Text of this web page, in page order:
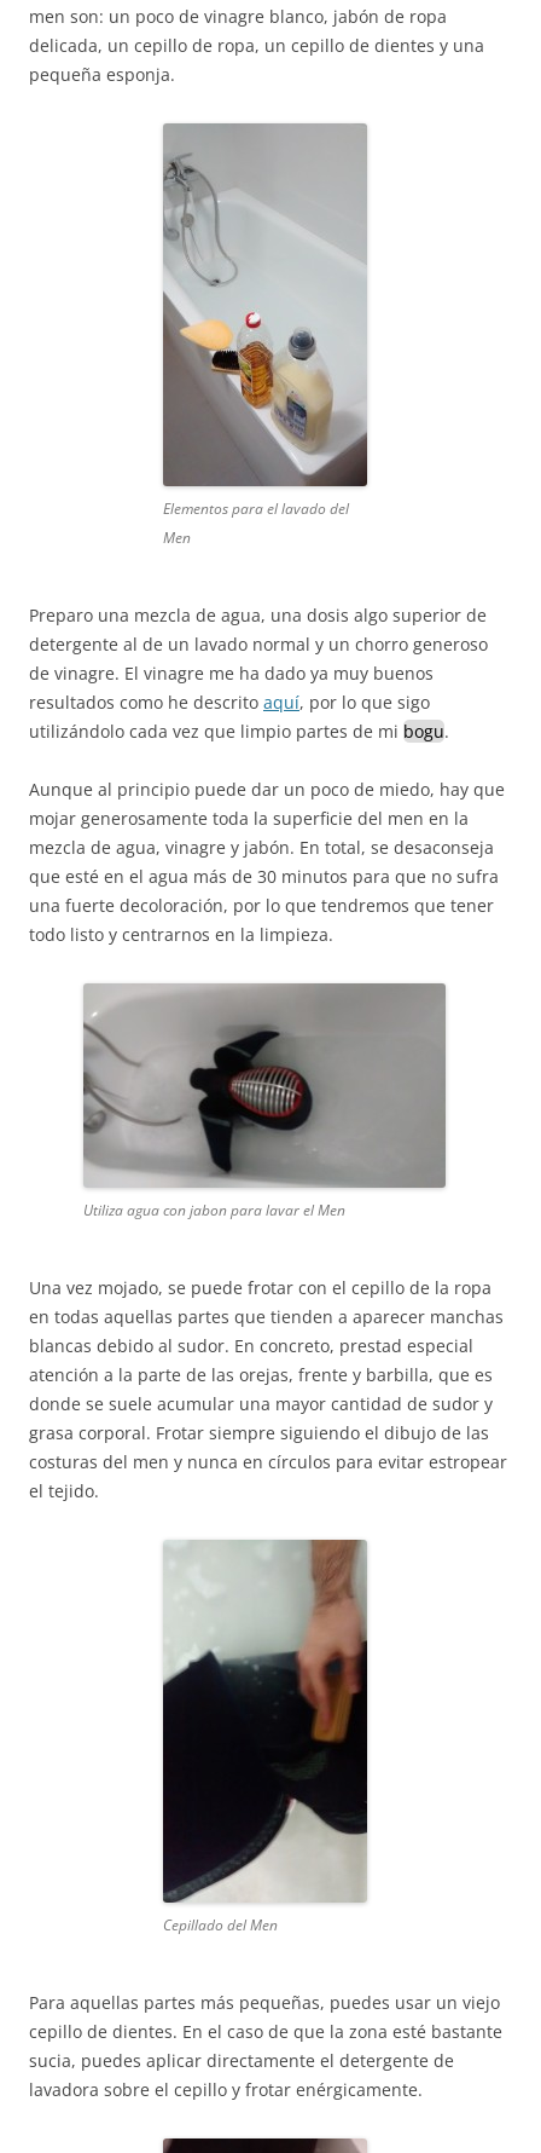
men son: un poco de vinagre blanco, jabón de ropa
delicada, un cepillo de ropa, un cepillo de dientes y una
pequeña esponja.
Elementos para el lavado del
Men
Preparo una mezcla de agua, una dosis algo superior de
detergente al de un lavado normal y un chorro generoso
de vinagre. El vinagre me ha dado ya muy buenos
resultados como he descrito aquí, por lo que sigo
utilizándolo cada vez que limpio partes de mi bogu.
Aunque al principio puede dar un poco de miedo, hay que
mojar generosamente toda la superficie del men en la
mezcla de agua, vinagre y jabón. En total, se desaconseja
que esté en el agua más de 30 minutos para que no sufra
una fuerte decoloración, por lo que tendremos que tener
todo listo y centrarnos en la limpieza.
Utiliza agua con jabon para lavar el Men
Una vez mojado, se puede frotar con el cepillo de la ropa
en todas aquellas partes que tienden a aparecer manchas
blancas debido al sudor. En concreto, prestad especial
atención a la parte de las orejas, frente y barbilla, que es
donde se suele acumular una mayor cantidad de sudor y
grasa corporal. Frotar siempre siguiendo el dibujo de las
costuras del men y nunca en círculos para evitar estropear
el tejido.
Cepillado del Men
Para aquellas partes más pequeñas, puedes usar un viejo
cepillo de dientes. En el caso de que la zona esté bastante
sucia, puedes aplicar directamente el detergente de
lavadora sobre el cepillo y frotar enérgicamente.